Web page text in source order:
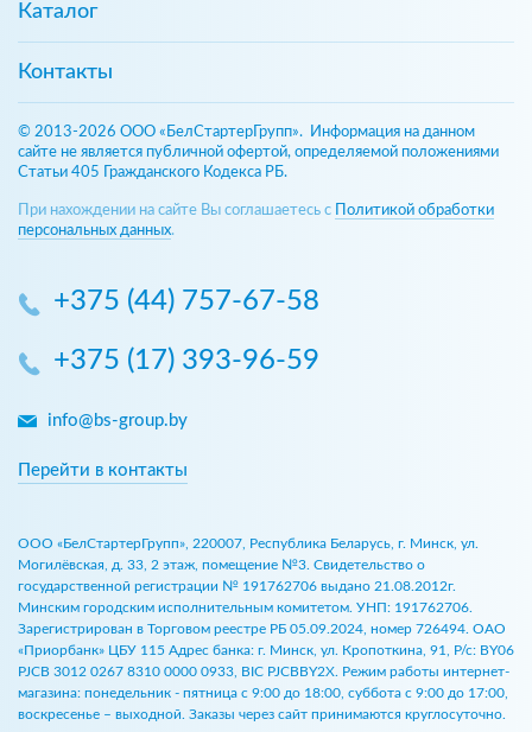
Каталог
Контакты
© 2013-2026 ООО «БелСтартерГрупп». Информация на данном
сайте не является публичной офертой, определяемой положениями
Статьи 405 Гражданского Кодекса РБ.
При нахождении на сайте Вы соглашаетесь с
Политикой обработки
персональных данных.
+375 (44) 757-67-58
+375 (17) 393-96-59
info@bs-group.by
Перейти в контакты
ООО «БелСтартерГрупп», 220007, Республика Беларусь, г. Минск, ул.
Могилёвская, д. 33, 2 этаж, помещение №3. Свидетельство о
государственной регистрации № 191762706 выдано 21.08.2012г.
Минским городским исполнительным комитетом. УНП: 191762706.
Зарегистрирован в Торговом реестре РБ 05.09.2024, номер 726494. ОАО
«Приорбанк» ЦБУ 115 Адрес банка: г. Минск, ул. Кропоткина, 91, Р/с: BY06
PJCB 3012 0267 8310 0000 0933, BIC PJCBBY2X. Режим работы интернет-
магазина: понедельник - пятница с 9:00 до 18:00, суббота с 9:00 до 17:00,
воскресенье – выходной. Заказы через сайт принимаются круглосуточно.